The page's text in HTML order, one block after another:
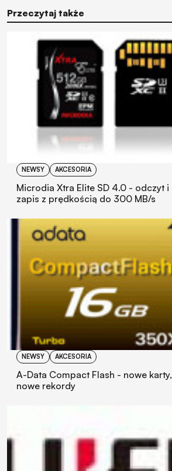
Przeczytaj także
NEWSY AKCESORIA
Microdia Xtra Elite SD 4.0 - odczyt i
zapis z prędkością do 300 MB/s
NEWSY AKCESORIA
A-Data Compact Flash - nowe karty,
nowe rekordy